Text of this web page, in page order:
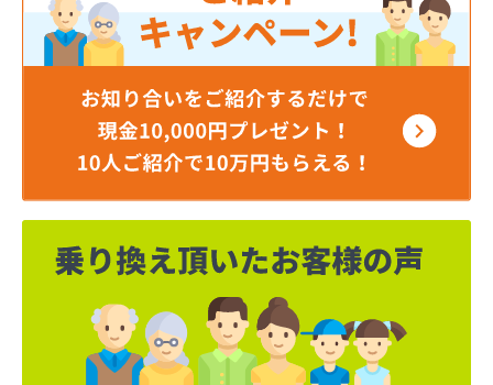
ミライフ(株) 神奈川支店藤沢オフィス
ヤベライフパートナー(株)
レモンガス(株)
芦垣商店
伊藤商事(株)
井上秀商事(有)
臼井商店
臼井燃料店
遠藤商店
横須賀ガス(有)
横浜ゼネラルプロパンガス協同組合
横浜瓦斯協同組合
横浜市ＬＰガス災害対策事業協同組合
横浜南ガス協同組合